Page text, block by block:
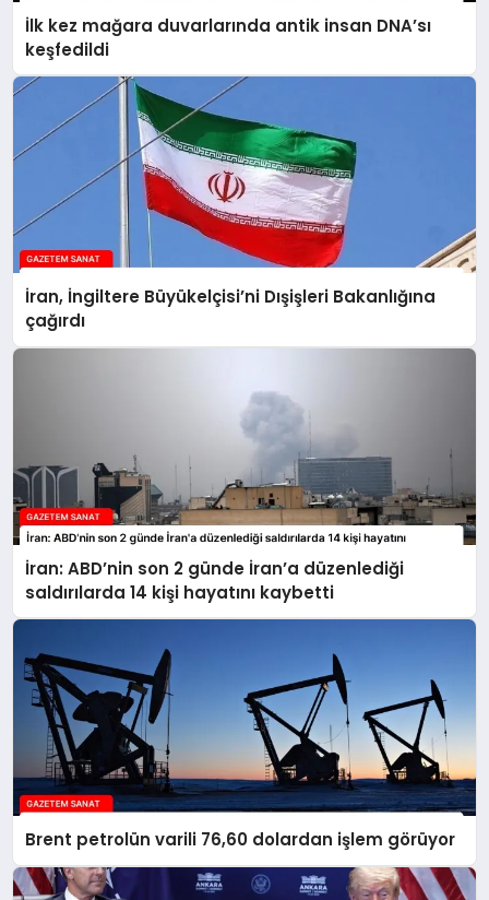
İlk kez mağara duvarlarında antik insan DNA’sı
keşfedildi
İran, İngiltere Büyükelçisi’ni Dışişleri Bakanlığına
çağırdı
İran: ABD’nin son 2 günde İran’a düzenlediği
saldırılarda 14 kişi hayatını kaybetti
Brent petrolün varili 76,60 dolardan işlem görüyor